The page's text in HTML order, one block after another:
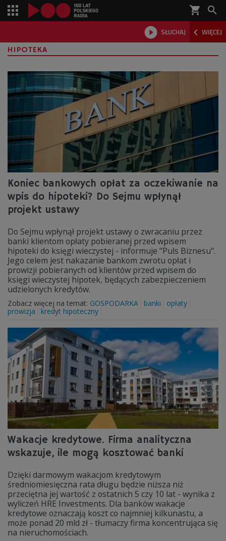
shopping_cart 
 SŁUCHAJ  WIĘCEJ

HIPOTEKA
Koniec bankowych opłat za oczekiwanie na
wpis do hipoteki? Do Sejmu wpłynął
projekt ustawy
Do Sejmu wpłynął projekt ustawy o zwracaniu przez
banki klientom opłaty pobieranej przed wpisem
hipoteki do księgi wieczystej - informuje "Puls Biznesu".
Jego celem jest nakazanie bankom zwrotu opłat i
prowizji pobieranych od klientów przed wpisem do
księgi wieczystej hipotek, będących zabezpieczeniem
udzielonych kredytów.
Zobacz więcej na temat: GOSPODARKA banki
opłaty
prowizja
kredyt hipoteczny
Wakacje kredytowe. Firma analityczna
wskazuje, ile mogą kosztować banki
Dzięki darmowym wakacjom kredytowym
średniomiesięczna rata długu będzie niższa niż
przeciętna jej wartość z ostatnich 5 czy 10 lat - wynika z
wyliczeń HRE Investments. Dla banków wakacje
kredytowe oznaczają koszt co najmniej kilkunastu, a
może ponad 20 mld zł - tłumaczy firma koncentrująca się
na nieruchomościach.